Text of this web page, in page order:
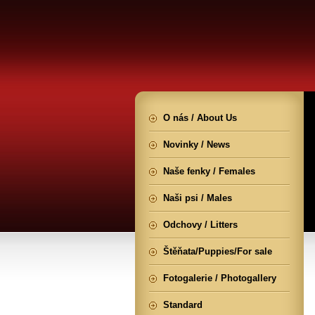
O nás / About Us
Novinky / News
Naše fenky / Females
Naši psi / Males
Odchovy / Litters
Štěňata/Puppies/For sale
Fotogalerie / Photogallery
Standard